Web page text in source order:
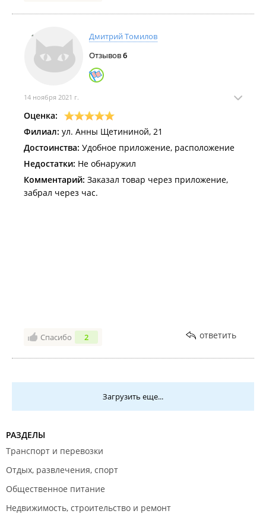
Асортимент узок и то что мне нужно всегда
отсутствует.
Мечтаю о другой аптеке в такой же шаговой
доступности от меня.
Дмитрий Томилов
Отзывов6
14 ноября 2021 г.
Оценка:
Филиал: ул. Анны Щетининой, 21
Достоинства: Удобное приложение, расположение
Недостатки: Не обнаружил
Комментарий: Заказал товар через приложение,
забрал через час.
Спасибо 2 ответить
Загрузить еще...
РАЗДЕЛЫ
Транспорт и перевозки
Отдых, развлечения, спорт
Общественное питание
Недвижимость, строительство и ремонт